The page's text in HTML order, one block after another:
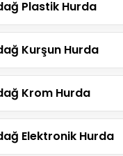
Plastik Hurda
Kurşun Hurda
Krom Hurda
Elektronik Hurda